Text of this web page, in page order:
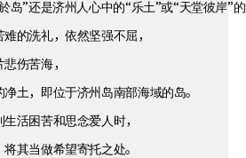
岛”还是济州人心中的“乐土”或“天堂彼岸”
的洗礼，依然坚强不屈，
伤苦海，
土，即位于济州岛南部海域的岛。
活困苦和思念爱人时，
其当做希望寄托之处。